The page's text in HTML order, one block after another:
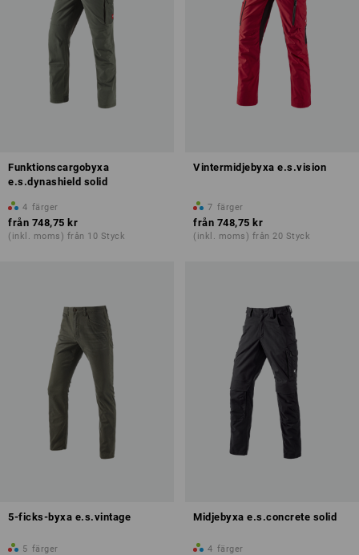
Funktionscargobyxa
e.s.dynashield solid
4 färger
från 748,75 kr
(inkl. moms) från 10 Styck
Vintermidjebyxa e.s.vision
7 färger
från 748,75 kr
(inkl. moms) från 20 Styck
5-ficks-byxa e.s.vintage
5 färger
Midjebyxa e.s.concrete solid
4 färger